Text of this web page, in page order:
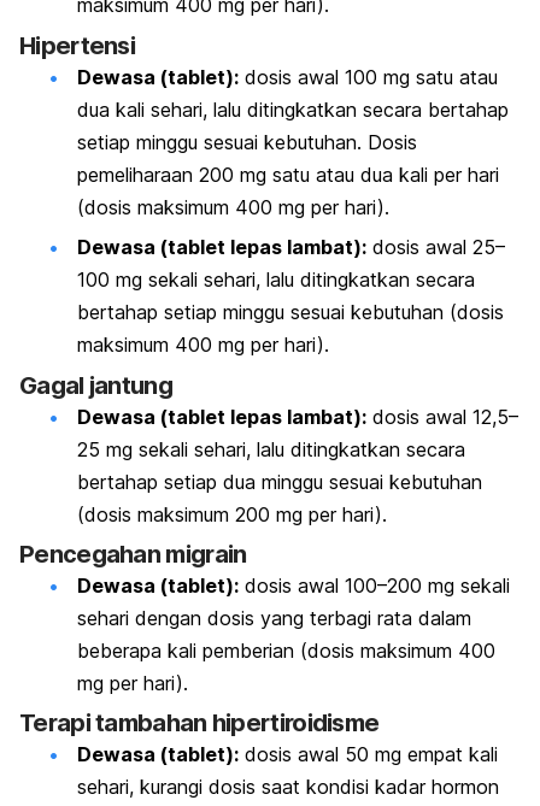
maksimum 400 mg per hari).
Hipertensi
Dewasa (tablet): dosis awal 100 mg satu atau
dua kali sehari, lalu ditingkatkan secara bertahap
setiap minggu sesuai kebutuhan. Dosis
pemeliharaan 200 mg satu atau dua kali per hari
(dosis maksimum 400 mg per hari).
Dewasa (tablet lepas lambat): dosis awal 25–
100 mg sekali sehari, lalu ditingkatkan secara
bertahap setiap minggu sesuai kebutuhan (dosis
maksimum 400 mg per hari).
Gagal jantung
Dewasa (tablet lepas lambat): dosis awal 12,5–
25 mg sekali sehari, lalu ditingkatkan secara
bertahap setiap dua minggu sesuai kebutuhan
(dosis maksimum 200 mg per hari).
Pencegahan migrain
Dewasa (tablet): dosis awal 100–200 mg sekali
sehari dengan dosis yang terbagi rata dalam
beberapa kali pemberian (dosis maksimum 400
mg per hari).
Terapi tambahan hipertiroidisme
Dewasa (tablet): dosis awal 50 mg empat kali
sehari, kurangi dosis saat kondisi kadar hormon